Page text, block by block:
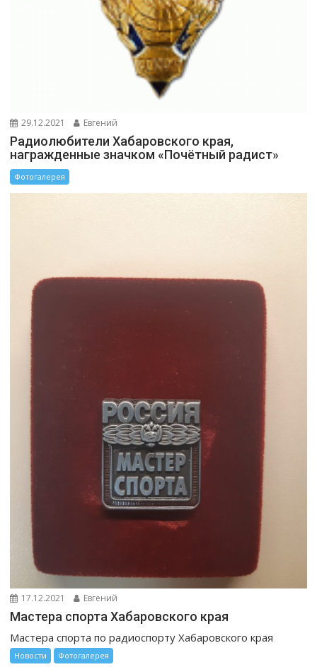
29.12.2021 Евгений
Радиолюбители Хабаровского края,
награжденные значком «Почётный радист»
Фотогалерея
17.12.2021 Евгений
Мастера спорта Хабаровского края
Мастера спорта по радиоспорту Хабаровского края
Новости Фотогалерея